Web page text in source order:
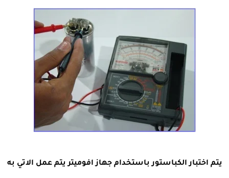
يتم اختبار الكباستور باستخدام جهاز افوميتر يتم عمل الاتي به